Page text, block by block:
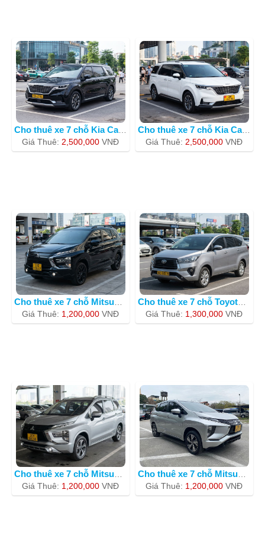
Cho thuê xe 7 chỗ Kia Carnival BKS 30
Giá Thuê:2,500,000 VNÐ
Cho thuê xe 7 chỗ Kia Carnival 2023 m
Giá Thuê:2,500,000 VNÐ
Cho thuê xe 7 chỗ Mitsubishi Xpander
Giá Thuê: 1,200,000 VNÐ
Cho thuê xe 7 chỗ Toyota Innova BKS 3
Giá Thuê: 1,300,000 VNÐ
Cho thuê xe 7 chỗ Mitsubishi Xpander
Giá Thuê: 1,200,000 VNÐ
Cho thuê xe 7 chỗ Mitsubishi Xpander
Giá Thuê: 1,200,000 VNÐ